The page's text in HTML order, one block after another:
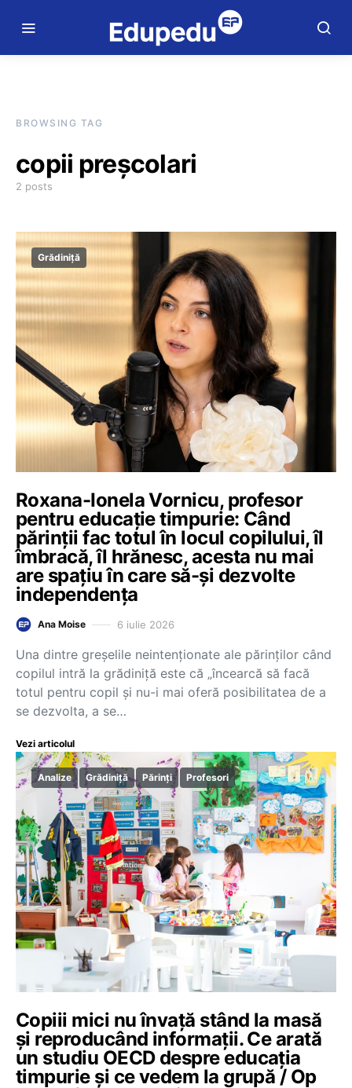
BROWSING TAG
copii preșcolari
2 posts
Grădiniță
Roxana-Ionela Vornicu, profesor
pentru educație timpurie: Când
părinții fac totul în locul copilului, îl
îmbracă, îl hrănesc, acesta nu mai
are spațiu în care să-și dezvolte
independența
Ana Moise 6 iulie 2026
Una dintre greșelile neintenționate ale părinților când
copilul intră la grădiniță este că „încearcă să facă
totul pentru copil și nu-i mai oferă posibilitatea de a
se dezvolta, a se…
Vezi articolul
Analize Grădiniță Părinți Profesori
Copiii mici nu învață stând la masă
și reproducând informații. Ce arată
un studiu OECD despre educația
timpurie și ce vedem la grupă / Op